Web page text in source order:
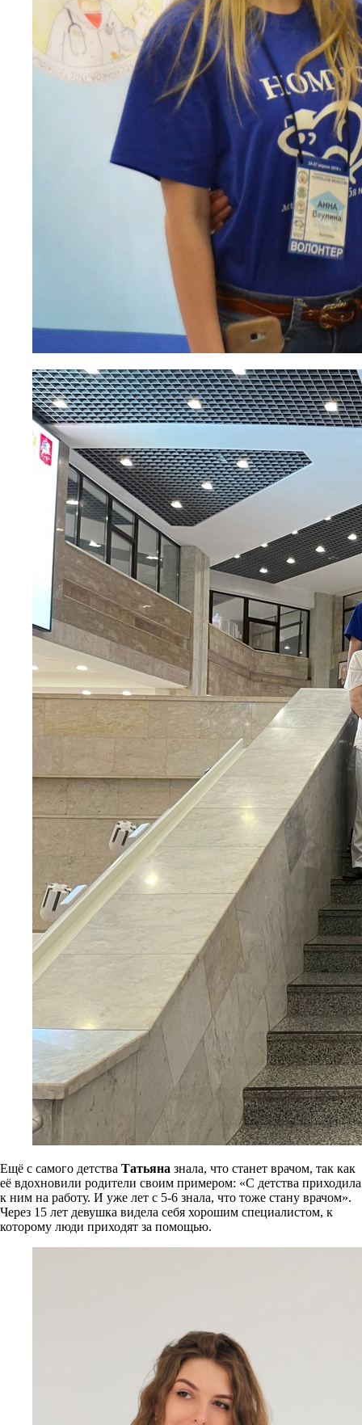
Ещё с самого детства Татьяна знала, что станет врачом, так как
её вдохновили родители своим примером: «С детства приходила
к ним на работу. И уже лет с 5-6 знала, что тоже стану врачом».
Через 15 лет девушка видела себя хорошим специалистом, к
которому люди приходят за помощью.